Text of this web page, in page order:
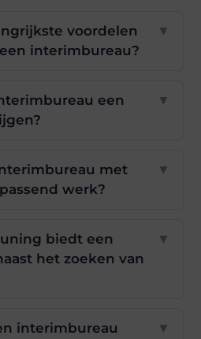
voordelen
interimbureau?
▼
een
▼
met
werk?
▼
biedt een
het zoeken van
▼
interimbureau
▼